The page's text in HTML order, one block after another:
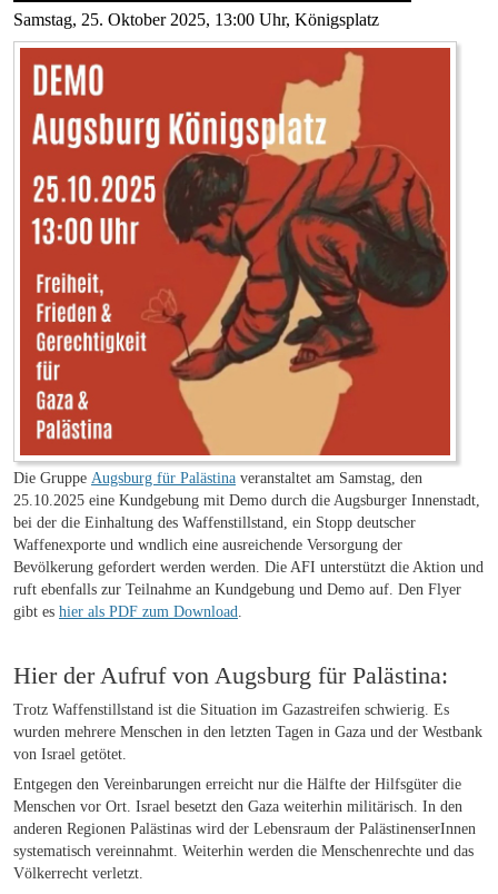
Samstag, 25. Oktober 2025, 13:00 Uhr, Königsplatz
Die Gruppe Augsburg für Palästina veranstaltet am Samstag, den
25.10.2025 eine Kundgebung mit Demo durch die Augsburger Innenstadt,
bei der die Einhaltung des Waffenstillstand, ein Stopp deutscher
Waffenexporte und wndlich eine ausreichende Versorgung der
Bevölkerung gefordert werden werden. Die AFI unterstützt die Aktion und
ruft ebenfalls zur Teilnahme an Kundgebung und Demo auf. Den Flyer
gibt es hier als PDF zum Download.
Hier der Aufruf von Augsburg für Palästina:
Trotz Waffenstillstand ist die Situation im Gazastreifen schwierig. Es
wurden mehrere Menschen in den letzten Tagen in Gaza und der Westbank
von Israel getötet.
Entgegen den Vereinbarungen erreicht nur die Hälfte der Hilfsgüter die
Menschen vor Ort. Israel besetzt den Gaza weiterhin militärisch. In den
anderen Regionen Palästinas wird der Lebensraum der PalästinenserInnen
systematisch vereinnahmt. Weiterhin werden die Menschenrechte und das
Völkerrecht verletzt.